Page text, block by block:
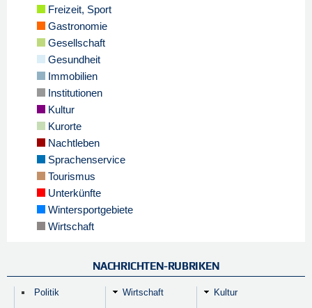
Freizeit, Sport
Gastronomie
Gesellschaft
Gesundheit
Immobilien
Institutionen
Kultur
Kurorte
Nachtleben
Sprachenservice
Tourismus
Unterkünfte
Wintersportgebiete
Wirtschaft
NACHRICHTEN-RUBRIKEN
Politik Wirtschaft Kultur